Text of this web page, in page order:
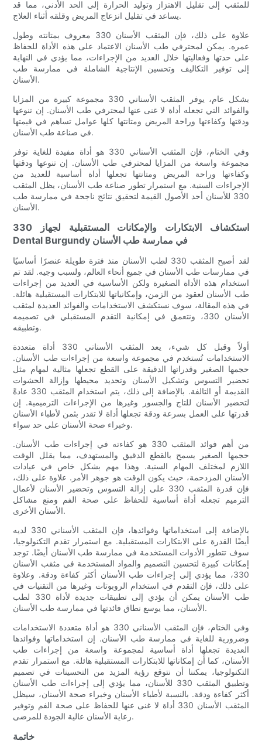
للمثقب إلى تقليل الاهتزاز وتوليد الحرارة إلى الحد الأدنى، مما قد
يساعد في تقليل انزعاج المريض وقلقه أثناء العلاج.
علاوة على ذلك، فإن المثقب الأسنان 330 معروف بمتانته وطول
عمره. يمكن لمحترفي طب الأسنان الاعتماد على هذه الأداة للحفاظ
على حدتها وفعاليتها خلال العديد من الإجراءات، مما يؤدي في النهاية
إلى توفير التكاليف وتحسين الإنتاجية الشاملة في ممارسة طب
الأسنان.
بشكل عام، يوفر المثقب الأسناني 330 مجموعة كبيرة من المزايا
والفوائد التي تجعله أداة لا غنى عنها لمحترفي طب الأسنان. إن تنوعها
ودقتها وكفاءتها وراحة المريض ومتانتها كلها عوامل تساهم في قيمتها
في صناعة طب الأسنان.
وفي الختام، فإن المثقب الأسناني 330 هو أداة مفيدة للغاية توفر
مجموعة واسعة من المزايا لمحترفي طب الأسنان. إن تنوعها ودقتها
وكفاءتها وراحة المريض ومتانتها تجعلها أداة أساسية للعديد من
الإجراءات السنية. مع استمرار تطور صناعة طب الأسنان، يظل المثقب
330 للأسنان أحد الأصول القيمة لتحقيق نتائج ناجحة في ممارسة طب
الأسنان.
استكشاف الابتكارات والإمكانات المستقبلية لجهاز 330
Dental Burgundy في ممارسة طب الأسنان
لقد أصبح المثقب 330 لطب الأسنان منذ فترة طويلة عنصرًا أساسيًا
في ممارسات طب الأسنان في جميع أنحاء العالم، ولسبب وجيه. لقد تم
استخدام هذه الأداة الصغيرة ولكن الأساسية في العديد من إجراءات
طب الأسنان لعقود من الزمن، وإمكانياتها للابتكارات المستقبلية هائلة.
في هذه المقالة، سوف نستكشف الاستخدامات والفوائد العديدة لمثقب
الأسنان 330، ونتعمق في إمكانية التقدم المستقبلي في تصميمه
وتطبيقه.
أولاً وقبل كل شيء، يعد المثقب الأسناني 330 أداة متعددة
الاستخدامات تُستخدم في مجموعة واسعة من إجراءات طب الأسنان.
حجمها الصغير وقدراتها الدقيقة على القطع تجعلها مثالية لمهام مثل
تحضير التسوس وتشكيل الأسنان وتحديد محيطها وإزالة الحشوات
القديمة أو التالفة. بالإضافة إلى ذلك، يتم استخدام المثقب 330 عادةً
لتحضير الأسنان للتاج والجسور وغيرها من الإجراءات الترميمية. إن
قدرتها على العمل بسرعة ودقة تجعلها أداة لا تقدر بثمن لأطباء الأسنان
وخبراء صحة الأسنان على حد سواء.
من أهم فوائد المثقب 330 هو كفاءته في إجراءات طب الأسنان.
حجمها الصغير يسمح بالقطع الدقيق والمستهدف، مما يقلل الوقت
اللازم لمختلف المهام السنية. وهذا مهم بشكل خاص في عيادات
الأسنان المزدحمة، حيث يكون الوقت هو جوهر الأمر. علاوة على ذلك،
فإن قدرة المثقب 330 على إزالة التسوس وتحضير الأسنان لأعمال
الترميم تجعله أداة أساسية للحفاظ على صحة الفم ومنع مشاكل
الأسنان الأخرى.
بالإضافة إلى استخداماتها وفوائدها، فإن المثقب الأسناني 330 لديه
أيضًا القدرة على الابتكارات المستقبلية. مع استمرار تقدم التكنولوجيا،
سوف تتطور الأدوات المستخدمة في ممارسة طب الأسنان أيضًا. توجد
إمكانات كبيرة لتحسين التصميم والمواد المستخدمة في مثقب الأسنان
330، مما يؤدي إلى إجراءات طب الأسنان أكثر كفاءة ودقة. وعلاوة
على ذلك، فإن التقدم في استخدام الروبوتات وغيرها من التقنيات في
طب الأسنان يمكن أن يؤدي إلى تطبيقات جديدة لأداة 330 لطب
الأسنان، مما يوسع نطاق فائدتها في ممارسة طب الأسنان.
وفي الختام، فإن المثقب الأسناني 330 هو أداة متعددة الاستخدامات
وضرورية للغاية في ممارسة طب الأسنان. إن استخداماتها وفوائدها
العديدة تجعلها أداة أساسية لمجموعة واسعة من إجراءات طب
الأسنان، كما أن إمكاناتها للابتكارات المستقبلية هائلة. مع استمرار تقدم
التكنولوجيا، يمكننا أن نتوقع رؤية المزيد من التحسينات في تصميم
وتطبيق المثقب 330 للأسنان، مما يؤدي إلى إجراءات طب الأسنان
أكثر كفاءة ودقة. بالنسبة لأطباء الأسنان وخبراء صحة الأسنان، سيظل
المثقب الأسنان 330 أداة لا غنى عنها للحفاظ على صحة الفم وتوفير
رعاية الأسنان عالية الجودة للمرضى.
خاتمة